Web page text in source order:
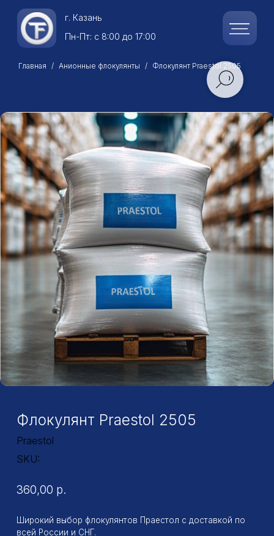
Казань
Пн-Пт: с 8:00 до 17:00
Главная Анионные флокулянты Флокулянт Praestol 2505
Флокулянт Praestol 2505
Praestol
360,00
Широкий выбор флокулянтов Праестол с доставкой по
Повсеместное применение флокулянтов серии Praestol
обусловлено доступной ценой, высокой эффективностью
сертификацию и могут использоваться не только для
питьевой воды, в пищевой, а также фармацевтической
Фасовка: 25 кг
Форма выпуска: Порошок